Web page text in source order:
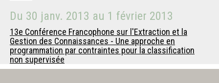
Du 30 janv. 2013 au 1 février 2013
13e Conférence Francophone sur l'Extraction et la
Gestion des Connaissances - Une approche en
programmation par contraintes pour la classification
non supervisée